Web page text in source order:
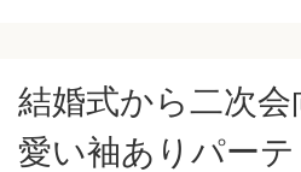
結婚式から二次
愛い袖ありパー